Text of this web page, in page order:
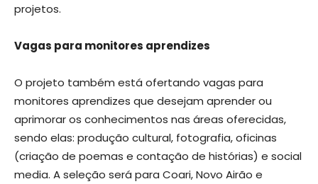
projetos.
Vagas para monitores aprendizes
O projeto também está ofertando vagas para
monitores aprendizes que desejam aprender ou
aprimorar os conhecimentos nas áreas oferecidas,
sendo elas: produção cultural, fotografia, oficinas
(criação de poemas e contação de histórias) e social
media. A seleção será para Coari, Novo Airão e